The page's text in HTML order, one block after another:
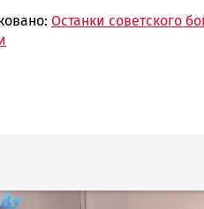
Останки советского
Image